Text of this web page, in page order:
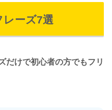
レーズ7選
だけで初心者の方でもフリ